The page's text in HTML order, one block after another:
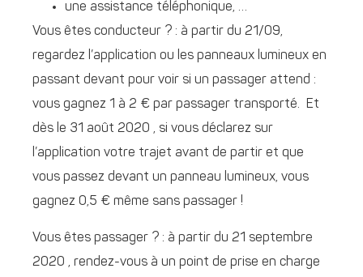
une assistance téléphonique, …
Vous êtes conducteur ? : à partir du 21/09,
regardez l’application ou les panneaux lumineux en
passant devant pour voir si un passager attend :
vous gagnez 1 à 2 € par passager transporté. Et
dès le 31 août 2020 , si vous déclarez sur
l’application votre trajet avant de partir et que
vous passez devant un panneau lumineux, vous
gagnez 0,5 € même sans passager !
Vous êtes passager ? : à partir du 21 septembre
2020 , rendez-vous à un point de prise en charge